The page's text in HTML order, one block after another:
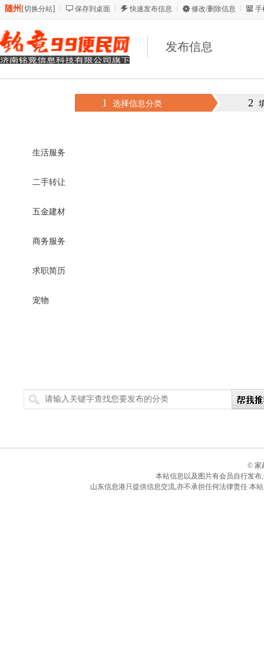
随州 [切换分站] 保存到桌面 快速发布信息 修改/删除信息 手
发布信息
1 选择信息分类 2
生活服务
二手转让
五金建材
商务服务
求职简历
宠物
搜索
© 家
本站信息以及图片有会员自行发
山东信息港只提供信息交流,亦不承担任何法律责任 本